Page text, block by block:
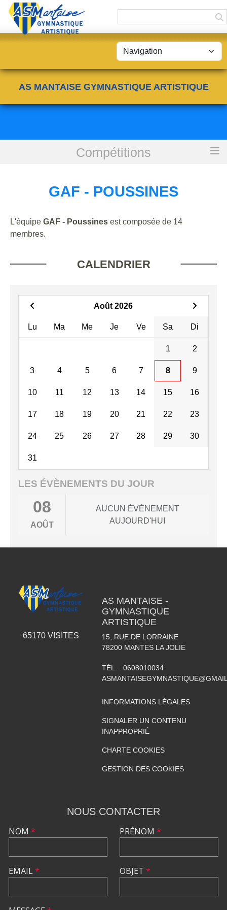
AS MANTAISE GYMNASTIQUE ARTISTIQUE
Compétitions
GAF - Poussines
GAF - POUSSINES
L'équipe GAF - Poussines est composée de 14
membres.
CALENDRIER
Août 2026
Lu Ma Me Je Ve Sa Di
1 2
3 4 5 6 7 8 9
10 11 12 13 14 15 16
17 18 19 20 21 22 23
24 25 26 27 28 29 30
31
LES ÉVÈNEMENTS DU JOUR
08
AOÛT
AUCUN ÉVÈNEMENT
AUJOURD'HUI
65170VISITES
AS MANTAISE -
GYMNASTIQUE
ARTISTIQUE
15, RUE DE LORRAINE
78200 MANTES LA JOLIE
TÉL. : 0608010034
INFORMATIONS LÉGALES
SIGNALER UN CONTENU
INAPPROPRIÉ
CHARTE COOKIES
GESTION DES COOKIES
NOUS CONTACTER
NOM *
EMAIL*
PRÉNOM *
OBJET *
Panneau de gestion des cookies